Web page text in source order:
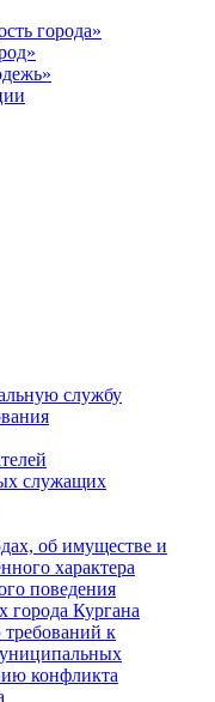
города»
службу
служащих
об имуществе и
характера
поведения
Кургана
к
конфликта